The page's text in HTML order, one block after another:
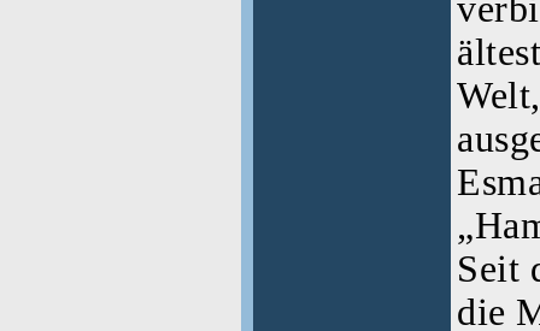
Seit
die